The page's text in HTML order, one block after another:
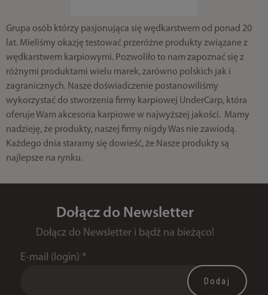
Grupa osób którzy pasjonująca się wędkarstwem od ponad 20
lat. Mieliśmy okazję testować przeróżne produkty związane z
wędkarstwem karpiowymi. Pozwoliło to nam zapoznać się z
różnymi produktami wielu marek, zarówno polskich jak i
zagranicznych. Nasze doświadczenie postanowiliśmy
wykorzystać do stworzenia firmy karpiowej UnderCarp, która
oferuje Wam akcesoria karpiowe w najwyższej jakości. Mamy
nadzieję, że produkty, naszej firmy nigdy Was nie zawiodą.
Każdego dnia staramy się dowieść, że Nasze produkty są
najlepsze na rynku.
Dołącz do Newsletter
Dołącz do Newsletter i bądź na bieżąco!
E-mail (login) *